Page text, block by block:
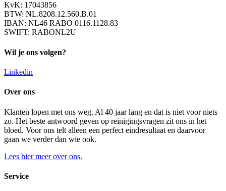
KvK: 17043856
BTW: NL.8208.12.560.B.01
IBAN: NL46 RABO 0116.1128.83
SWIFT: RABONL2U
Wil je ons volgen?
Linkedin
Over ons
Klanten lopen met ons weg. Al 40 jaar lang en dat is niet voor niets
zo. Het beste antwoord geven op reinigingsvragen zit ons in het
bloed. Voor ons telt alleen een perfect eindresultaat en daarvoor
gaan we verder dan wie ook.
Lees hier meer over ons.
Service